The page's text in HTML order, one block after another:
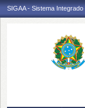
SIGAA - Sistema